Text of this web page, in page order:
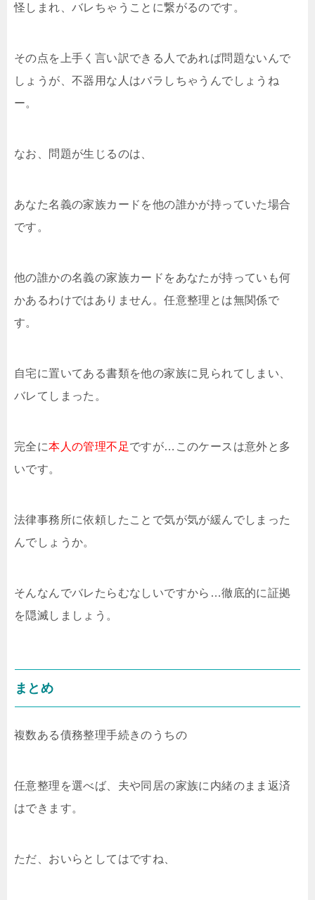
怪しまれ、バレちゃうことに繋がるのです。
その点を上手く言い訳できる人であれば問題ないんで
しょうが、不器用な人はバラしちゃうんでしょうね
ー。
なお、問題が生じるのは、
あなた名義の家族カードを他の誰かが持っていた場合
です。
他の誰かの名義の家族カードをあなたが持っていも何
かあるわけではありません。任意整理とは無関係で
す。
自宅に置いてある書類を他の家族に見られてしまい、
バレてしまった。
完全に本人の管理不足ですが…このケースは意外と多
いです。
法律事務所に依頼したことで気が気が緩んでしまった
んでしょうか。
そんなんでバレたらむなしいですから…徹底的に証拠
を隠滅しましょう。
まとめ
複数ある債務整理手続きのうちの
任意整理を選べば、夫や同居の家族に内緒のまま返済
はできます。
ただ、おいらとしてはですね、